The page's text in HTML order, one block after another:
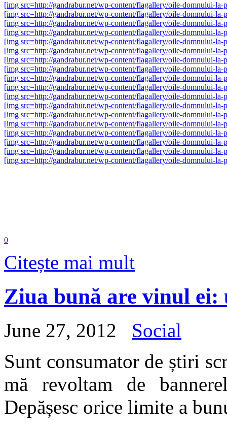
[img src=http://gandrabur.net/wp-content/flagallery/oile-domnului-
[img src=http://gandrabur.net/wp-content/flagallery/oile-domnului-
[img src=http://gandrabur.net/wp-content/flagallery/oile-domnului-
[img src=http://gandrabur.net/wp-content/flagallery/oile-domnului-
[img src=http://gandrabur.net/wp-content/flagallery/oile-domnului-
[img src=http://gandrabur.net/wp-content/flagallery/oile-domnului-
[img src=http://gandrabur.net/wp-content/flagallery/oile-domnului-
[img src=http://gandrabur.net/wp-content/flagallery/oile-domnului-
[img src=http://gandrabur.net/wp-content/flagallery/oile-domnului-
[img src=http://gandrabur.net/wp-content/flagallery/oile-domnului-
[img src=http://gandrabur.net/wp-content/flagallery/oile-domnului-
[img src=http://gandrabur.net/wp-content/flagallery/oile-domnului-
[img src=http://gandrabur.net/wp-content/flagallery/oile-domnului-
[img src=http://gandrabur.net/wp-content/flagallery/oile-domnului-
[img src=http://gandrabur.net/wp-content/flagallery/oile-domnului-
[img src=http://gandrabur.net/wp-content/flagallery/oile-domnului-
[img src=http://gandrabur.net/wp-content/flagallery/oile-domnului-
[img src=http://gandrabur.net/wp-content/flagallery/oile-domnului-
0
Citește mai mult
Ziua bună are vinul ei:
June 27, 2012
Social
Sunt consumator de știri
mă revoltam de
Depășesc orice limite a